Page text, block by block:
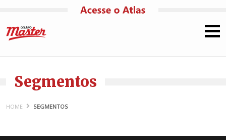
Pular para o conteúdo
Segmentos
HOME SEGMENTOS